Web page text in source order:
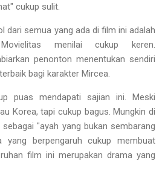
cukup sulit.
dari semua yang ada di film ini adalah
menilai cukup keren.
penonton menentukan sendiri
bagi karakter Mircea.
puas mendapati sajian ini. Meski
Korea, tapi cukup bagus. Mungkin di
"ayah yang bukan sembarang
yang berpengaruh cukup membuat
film ini merupakan drama yang